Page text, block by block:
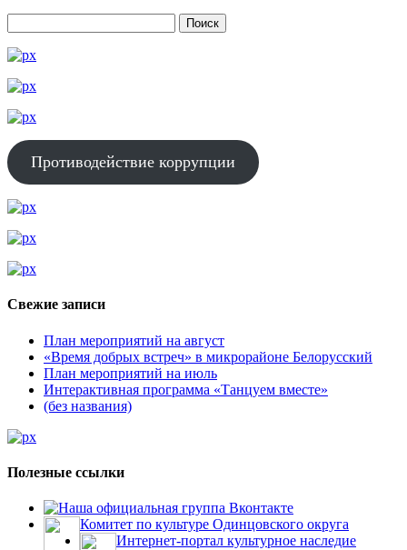
Противодействие коррупции
Свежие записи
План мероприятий на август
«Время добрых встреч» в микрорайоне Белорусский
План мероприятий на июль
Интерактивная программа «Танцуем вместе»
(без названия)
Полезные ссылки
Наша официальная группа Вконтакте
Комитет по культуре Одинцовского округа
Интернет-портал культурное наследие